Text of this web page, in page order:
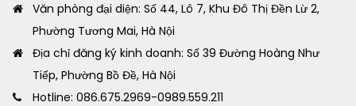
Văn phòng đại diện: Số 44, Lô 7, Khu Đô Thị Đền Lừ 2,
Phường Tương Mai, Hà Nội
Địa chỉ đăng ký kinh doanh: Số 39 Đường Hoàng Như
Tiếp, Phường Bồ Đề, Hà Nội
Hotline: 086.675.2969-0989.559.211